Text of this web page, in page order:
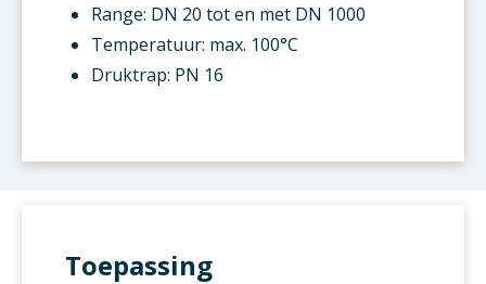
Range: DN 20 tot en met DN 1000
Temperatuur: max. 100°C
Druktrap: PN 16
Toepassing